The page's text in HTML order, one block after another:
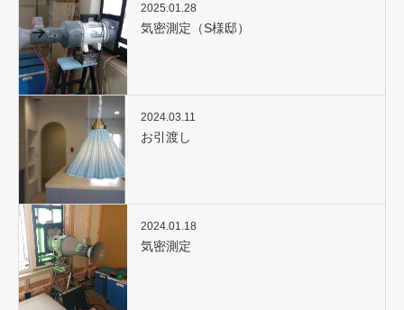
2025.01.28
気密測定（S様邸）
2024.03.11
お引渡し
2024.01.18
気密測定